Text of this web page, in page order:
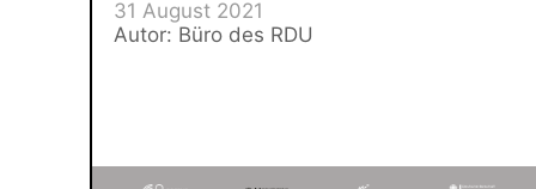
31 August 2021
Autor: Büro des RDU